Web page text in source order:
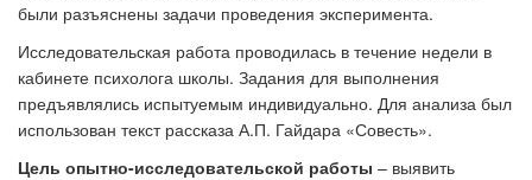
были разъяснены задачи проведения эксперимента.
Исследовательская работа проводилась в течение недели в
кабинете психолога школы. Задания для выполнения
предъявлялись испытуемым индивидуально. Для анализа был
использован текст рассказа А.П. Гайдара «Совесть».
Цель опытно-исследовательской работы – выявить